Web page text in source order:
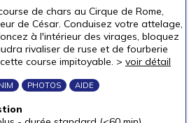
de chars au Cirque de Rome,
de César. Conduisez votre attelage,
à l'intérieur des virages, bloquez
rivaliser de ruse et de fourberie
course impitoyable. > voir détail
PHOTOS AIDE